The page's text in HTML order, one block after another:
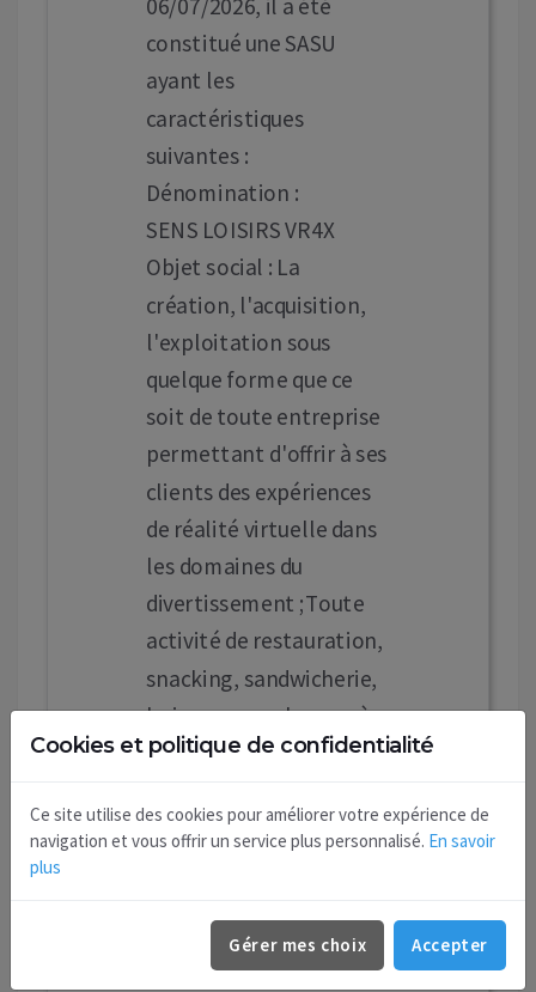
constitué une SASU
ayant les
caractéristiques
suivantes :
Dénomination :
SENS LOISIRS VR4X
Objet social : La
création, l'acquisition,
l'exploitation sous
quelque forme que ce
soit de toute entreprise
permettant d'offrir à ses
clients des expériences
de réalité virtuelle dans
les domaines du
divertissement ;Toute
activité de restauration,
snacking, sandwicherie,
boissons sur place ou à
emporter.
3 Rue des Fontaines
Durée : 99 ans
Président : HOLDING
Cookies et politique de confidentialité
Ce site utilise des cookies pour améliorer votre expérience de
navigation et vous offrir un service plus personnalisé. En savoir
plus
Gérer mes choix Accepter